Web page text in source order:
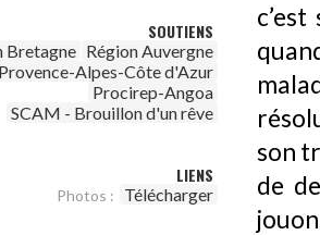
SOUTIENS
Bretagne Région Auvergne
Alpes-Côte d'Azur
Procirep-Angoa
SCAM - Brouillon d'un rêve
LIENS
Photos : Télécharger
son
de